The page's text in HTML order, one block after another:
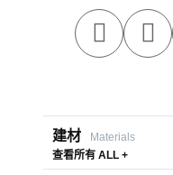
 
建材
Materials
查看所有 ALL +